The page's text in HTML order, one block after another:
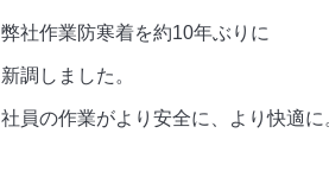
弊社作業防寒着を約10年ぶりに
新調しました。
社員の作業がより安全に、より快適に